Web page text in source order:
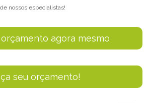
nossos especialistas!
orçamento agora mesmo
seu orçamento!